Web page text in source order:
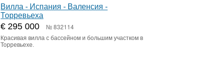
Вилла - Испания - Валенсия -
Торревьеха
€ 295 000 № 832114
Красивая вилла с бассейном и большим участком в
Торревьехе.